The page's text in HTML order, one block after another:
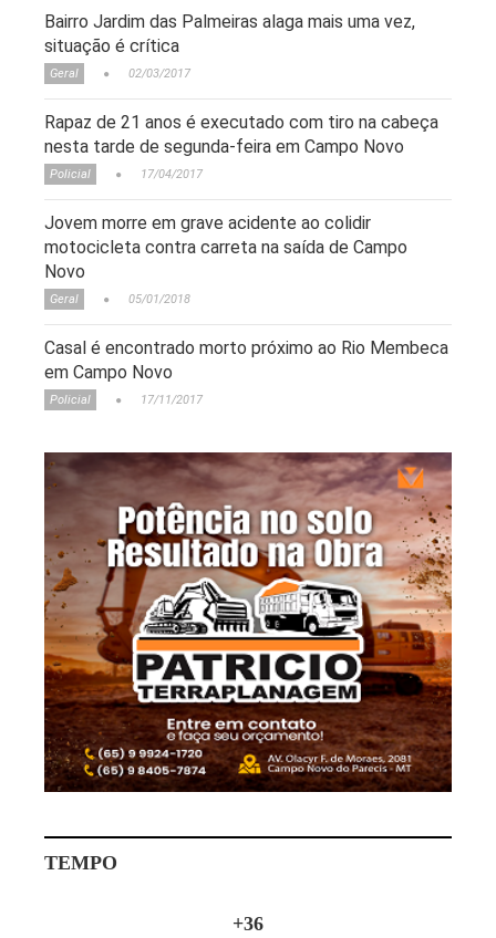
Bairro Jardim das Palmeiras alaga mais uma vez,
situação é crítica
Geral 02/03/2017
Rapaz de 21 anos é executado com tiro na cabeça
nesta tarde de segunda-feira em Campo Novo
Policial 17/04/2017
Jovem morre em grave acidente ao colidir
motocicleta contra carreta na saída de Campo
Novo
Geral 05/01/2018
Casal é encontrado morto próximo ao Rio Membeca
em Campo Novo
Policial 17/11/2017
TEMPO
+36